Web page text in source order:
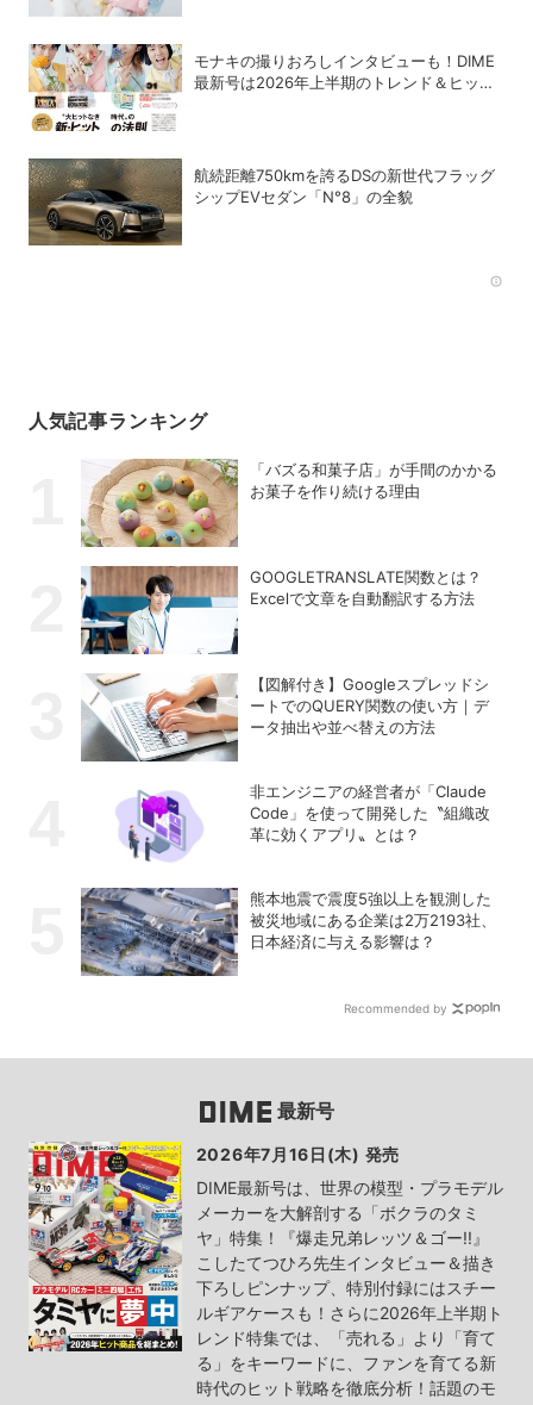
モナキの撮りおろしインタビューも！DIME
最新号は2026年上半期のトレンド＆ヒット
航続距離750kmを誇るDSの新世代フラッグ
シップEVセダン「N°8」の全貌
人気記事ランキング
「バズる和菓子店」が手間のかかる
お菓子を作り続ける理由
GOOGLETRANSLATE関数とは？
Excelで文章を自動翻訳する方法
【図解付き】Googleスプレッドシ
ートでのQUERY関数の使い方｜デ
ータ抽出や並べ替えの方法
非エンジニアの経営者が「Claude
Code」を使って開発した〝組織改
革に効くアプリ〟とは？
熊本地震で震度5強以上を観測した
被災地域にある企業は2万2193社、
日本経済に与える影響は？
Recommended by
最新号
2026年7月16日(木) 発売
DIME最新号は、世界の模型・プラモデル
メーカーを大解剖する「ボクラのタミ
ヤ」特集！『爆走兄弟レッツ＆ゴー!!』
こしたてつひろ先生インタビュー＆描き
下ろしピンナップ、特別付録にはスチー
ルギアケースも！さらに2026年上半期ト
レンド特集では、「売れる」より「育て
る」をキーワードに、ファンを育てる新
時代のヒット戦略を徹底分析！話題のモ